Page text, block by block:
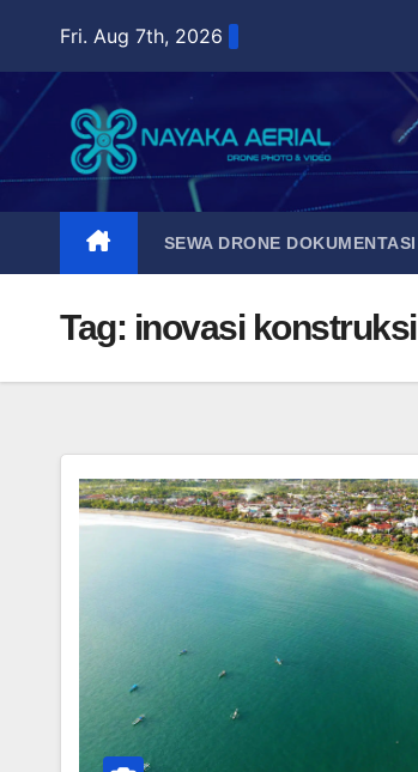
content
Fri. Aug 7th, 2026
SEWA DRONE DOKUMENTASI
Tag: inovasi konstruksi